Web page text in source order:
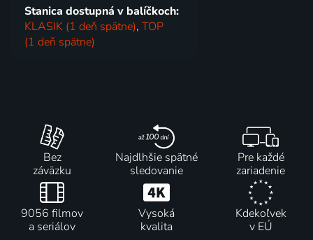
Stanica dostupná v balíčkoch:
KLASIK (1 deň spätne),TOP
(1 deň spätne)
Bez
záväzku
Najdlhšie spätné
sledovanie
Pre každé
zariadenie
9056 filmov
a seriálov
Vysoká
kvalita
Kdekoľvek
v EÚ